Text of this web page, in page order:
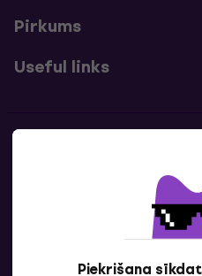
Piekrišana
Pirkums
Useful links
Sazinies